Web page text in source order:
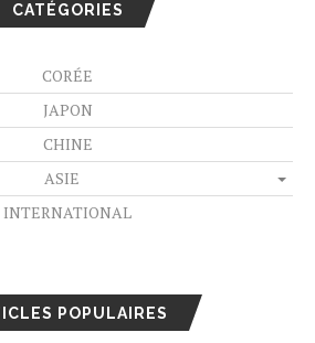
CATÉGORIES
CORÉE
JAPON
CHINE
ASIE
INTERNATIONAL
POPULAIRES